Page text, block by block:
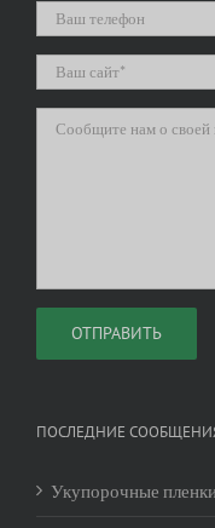
ПОСЛЕДНИЕ
Укупорочные